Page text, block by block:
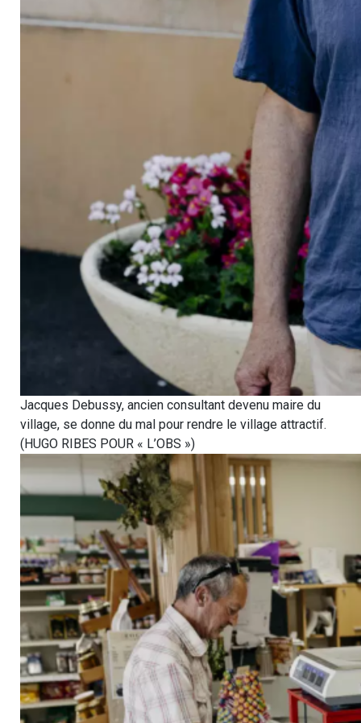
Jacques Debussy, ancien consultant devenu maire du
village, se donne du mal pour rendre le village attractif.
(HUGO RIBES POUR « L’OBS »)